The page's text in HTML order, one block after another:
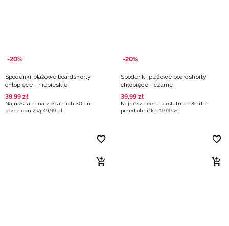
-20%
Spodenki plażowe boardshorty
chłopięce - niebieskie
39,99 zł
Najniższa cena z ostatnich 30 dni
przed obniżką 49,99 zł
-20%
Spodenki plażowe boardshorty
chłopięce - czarne
39,99 zł
Najniższa cena z ostatnich 30 dni
przed obniżką 49,99 zł